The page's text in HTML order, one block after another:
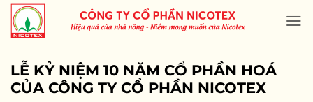
Skip
content
LỄ KỶ NIỆM 10 NĂM CỔ PHẦN HOÁ
CỦA CÔNG TY CỔ PHẦN NICOTEX